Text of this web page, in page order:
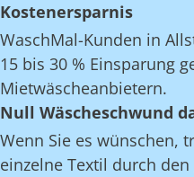
Kostenersparnis
WaschMal-Kunden in
15 bis 30 % Einsparung
Mietwäscheanbietern.
Null Wäscheschwund
Wenn Sie es wünschen,
einzelne Textil durch